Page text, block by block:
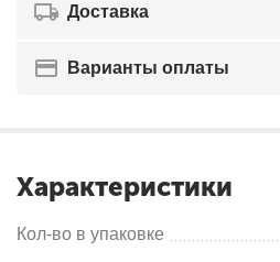
Доставка
Варианты оплаты
Характеристики
Кол-во в упаковке